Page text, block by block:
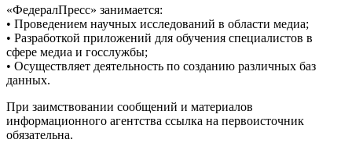
«ФедералПресс» занимается:
• Проведением научных исследований в области медиа;
• Разработкой приложений для обучения специалистов в
сфере медиа и госслужбы;
• Осуществляет деятельность по созданию различных баз
данных.
При заимствовании сообщений и материалов
информационного агентства ссылка на первоисточник
обязательна.